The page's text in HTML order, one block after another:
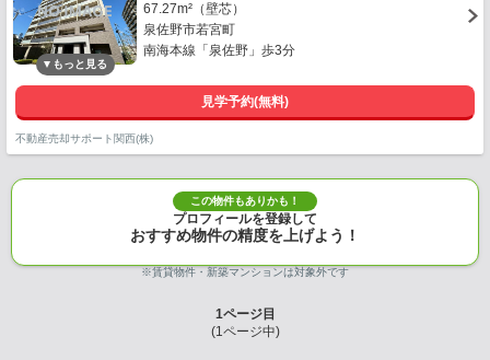
67.27m²（壁芯）
泉佐野市若宮町
南海本線「泉佐野」歩3分
見学予約(無料)
不動産売却サポート関西(株)
この物件もありかも！
プロフィールを登録して
おすすめ物件の精度を上げよう！
※賃貸物件・新築マンションは対象外です
1ページ目
(1ページ中)